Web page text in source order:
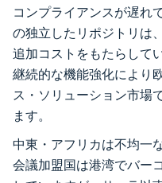
コンプライアンスが遅れ
の独立したリポジトリは
追加コストをもたらして
継続的な機能強化により
ス・ソリューション市場
ます。
中東・アフリカは不均一
会議加盟国は港湾でバー